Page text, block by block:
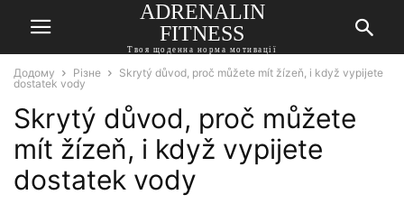
ADRENALIN
FITNESS
Твоя щоденна норма мотивації
Додому Різне
Skrytý důvod, proč můžete mít žízeň, i když vypijete
dostatek vody
Skrytý důvod, proč můžete
mít žízeň, i když vypijete
dostatek vody